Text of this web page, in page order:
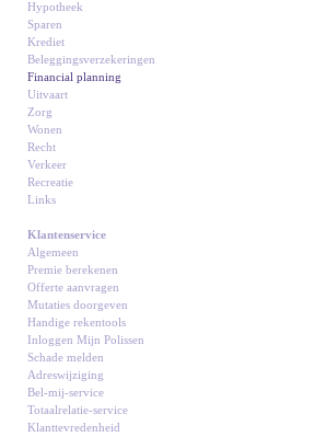
Hypotheek
Sparen
Krediet
Beleggingsverzekeringen
Financial planning
Uitvaart
Zorg
Wonen
Recht
Verkeer
Recreatie
Links
Klantenservice
Algemeen
Premie berekenen
Offerte aanvragen
Mutaties doorgeven
Handige rekentools
Inloggen Mijn Polissen
Schade melden
Adreswijziging
Bel-mij-service
Totaalrelatie-service
Klanttevredenheid